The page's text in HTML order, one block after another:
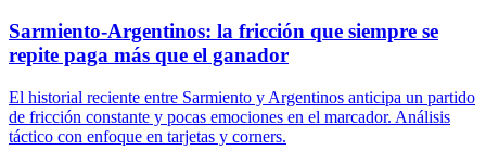
Sarmiento-Argentinos: la fricción que siempre se
repite paga más que el ganador
El historial reciente entre Sarmiento y Argentinos anticipa un partido
de fricción constante y pocas emociones en el marcador. Análisis
táctico con enfoque en tarjetas y corners.